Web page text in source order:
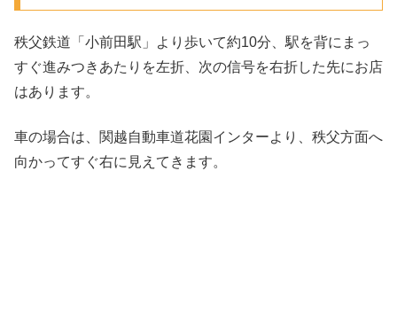
秩父鉄道「小前田駅」より歩いて約10分、駅を背にまっ
すぐ進みつきあたりを左折、次の信号を右折した先にお店
はあります。
車の場合は、関越自動車道花園インターより、秩父方面へ
向かってすぐ右に見えてきます。